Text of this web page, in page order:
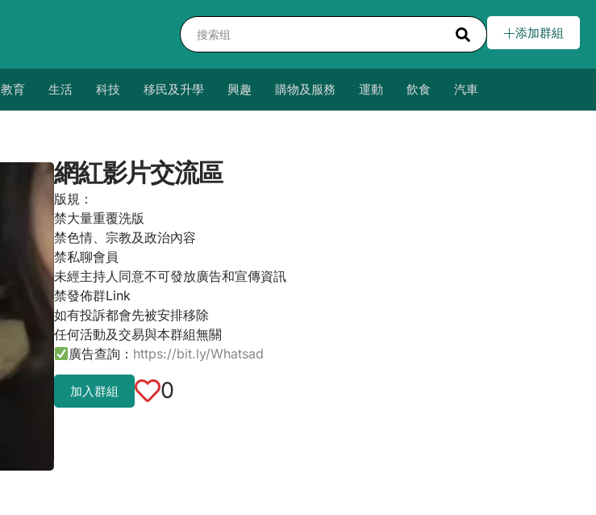
添加群組
教育 生活 科技 移民及升學 興趣 購物及服務 運動 飲食 汽車
網紅影片交流區
版規：
禁大量重覆洗版
禁色情、宗教及政治內容
禁私聊會員
未經主持人同意不可發放廣告和宣傳資訊
禁發佈群Link
如有投訴都會先被安排移除
任何活動及交易與本群組無關
廣告查詢： https://bit.ly/Whatsad
加入群組 0